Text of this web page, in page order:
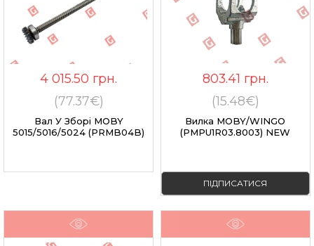
4 015.50 грн.
(77.37€)
Вал У Зборі MOBY
5015/5016/5024 (PRMB04B)
803.41 грн.
(15.48€)
Вилка MOBY/WINGO
(PMPU1R03.8003) NEW
ПІДПИСАТИСЯ